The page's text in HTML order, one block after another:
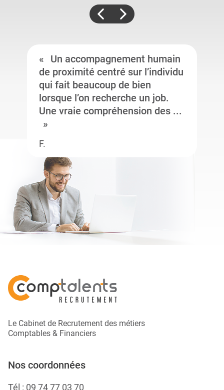
Un accompagnement humain
de proximité centré sur l’individu
qui fait beaucoup de bien
lorsque l’on recherche un job.
Une vraie compréhension des ...
F.
Le Cabinet de Recrutement des métiers
Comptables & Financiers
Nos coordonnées
Tél : 09 74 77 03 70